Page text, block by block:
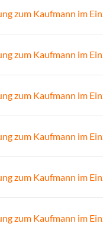
zum Kaufmann im
zum Kaufmann im
zum Kaufmann im
zum Kaufmann im
zum Kaufmann im
zum Kaufmann im